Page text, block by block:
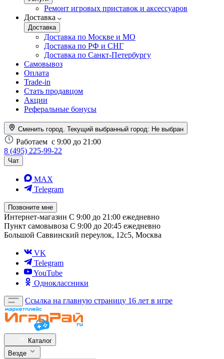
Ремонт игровых приставок и аксессуаров
Доставка
Доставка
Доставка по Москве и МО
Доставка по РФ и СНГ
Доставка по Санкт-Петербургу
Самовывоз
Оплата
Trade-in
Стать продавцом
Акции
Реферальные бонусы
Сменить город. Текущий выбранный город: Не выбран
Работаем с 9:00 до 21:00
8 (495) 225-99-22
Чат
MAX
Telegram
Позвоните мне
Интернет-магазин С 9:00 до 21:00 ежедневно
Пункт самовывоза С 9:00 до 20:45 ежедневно
Большой Саввинский переулок, 12с5, Москва
VK
Telegram
YouTube
Одноклассники
Ссылка на главную страницу 16 лет в игре
Каталог
Везде